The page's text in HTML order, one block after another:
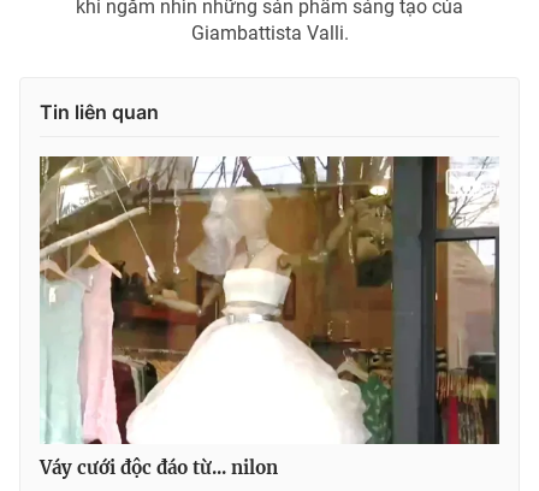
Ðiện thoại Thời báo VTV:024.66 897 897
toasoan@vtv.vn
® Cấm sao chép dưới mọi hình thức nếu không có sự chấp
thuận bằng văn bản. Ghi rõ nguồn VTV.vn khi phát hành lại
thông tin từ website này.
khi ngắm nhìn những sản phẩm sáng tạo của
Giambattista Valli.
Tin liên quan
Váy cưới độc đáo từ... nilon